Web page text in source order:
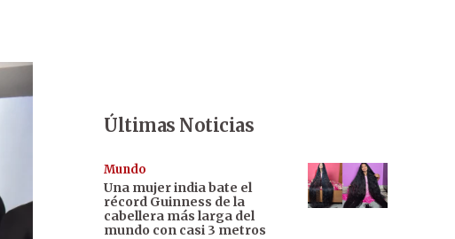
Últimas Noticias
Mundo
Una mujer india bate el
récord Guinness de la
cabellera más larga del
mundo con casi 3 metros